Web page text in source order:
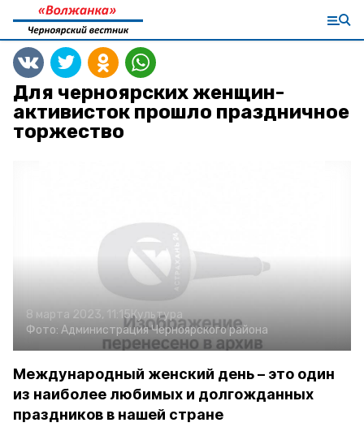
Для черноярских женщин-
активисток прошло праздничное
торжество
8 марта 2023, 11:15Культура
Фото: Администрация Черноярского района
Международный женский день – это один
из наиболее любимых и долгожданных
праздников в нашей стране